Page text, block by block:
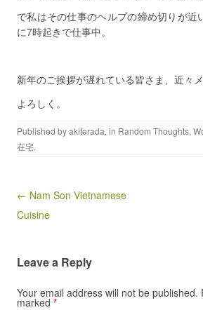
で私はその仕事のヘルプの締め切りが近
に7時起きで仕事中。
新年のご挨拶が遅れている皆さま、近々
よろしく。
Published byakiterada, in Random Thoughts,
在宅.
Post navigation
← Nam Son Vietnamese
Cuisine
Leave a Reply
Your email address will not be published.
marked *